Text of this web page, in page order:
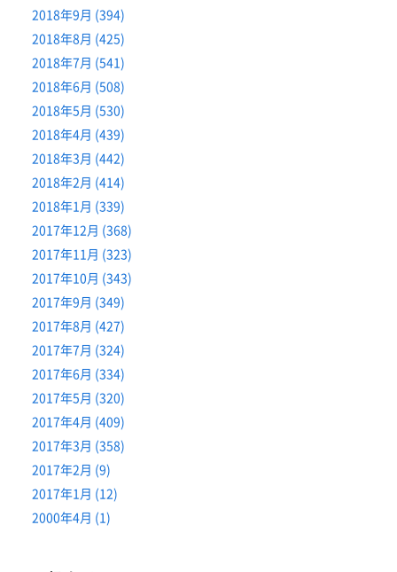
2018年9月 (394)
2018年8月 (425)
2018年7月 (541)
2018年6月 (508)
2018年5月 (530)
2018年4月 (439)
2018年3月 (442)
2018年2月 (414)
2018年1月 (339)
2017年12月 (368)
2017年11月 (323)
2017年10月 (343)
2017年9月 (349)
2017年8月 (427)
2017年7月 (324)
2017年6月 (334)
2017年5月 (320)
2017年4月 (409)
2017年3月 (358)
2017年2月 (9)
2017年1月 (12)
2000年4月 (1)